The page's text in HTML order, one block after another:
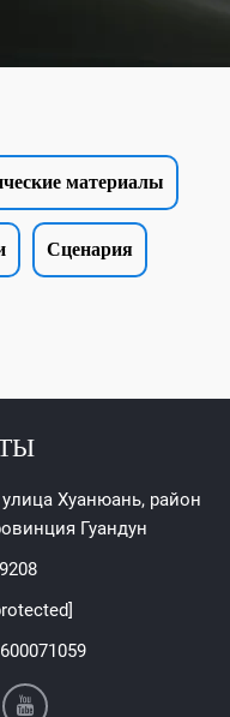
материалы
Сценария
Хуанюань, район
Гуандун